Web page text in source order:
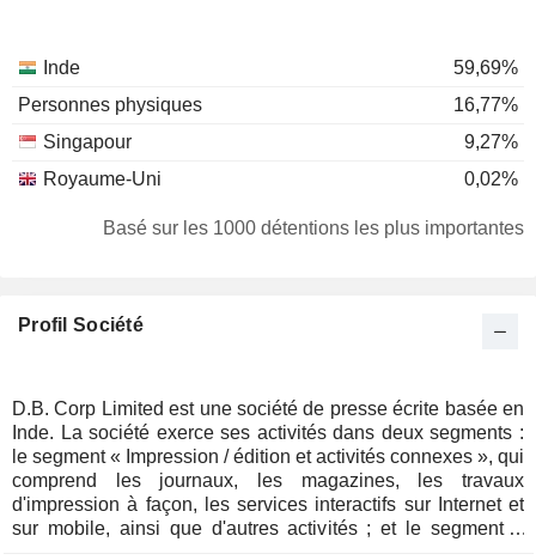
Inde
59,69%
Personnes physiques
16,77%
Singapour
9,27%
Royaume-Uni
0,02%
Basé sur les 1000 détentions les plus importantes
Profil Société
D.B. Corp Limited est une société de presse écrite basée en
Inde. La société exerce ses activités dans deux segments :
le segment « Impression / édition et activités connexes », qui
comprend les journaux, les magazines, les travaux
d'impression à façon, les services interactifs sur Internet et
sur mobile, ainsi que d'autres activités ; et le segment «